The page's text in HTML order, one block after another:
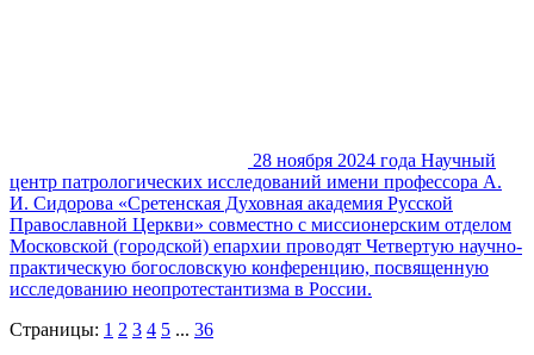
28 ноября 2024 года Научный
центр патрологических исследований имени профессора А.
И. Сидорова «Сретенская Духовная академия Русской
Православной Церкви» совместно с миссионерским отделом
Московской (городской) епархии проводят Четвертую научно-
практическую богословскую конференцию, посвященную
исследованию неопротестантизма в России.
Страницы: 1 2 3 4 5 ... 36